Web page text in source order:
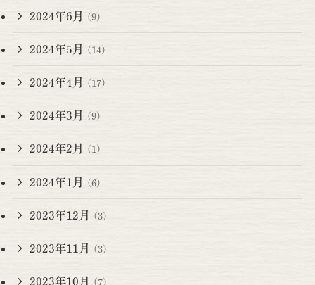
2024年6月 (9)
2024年5月 (14)
2024年4月 (17)
2024年3月 (9)
2024年2月 (1)
2024年1月 (6)
2023年12月 (3)
2023年11月 (3)
2023年10月 (7)